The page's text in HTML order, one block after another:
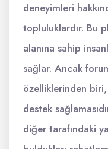
deneyimleri
topluluklardır. Bu
alanına sahip
sağlar. Ancak
özelliklerinden
destek
diğer tarafındaki